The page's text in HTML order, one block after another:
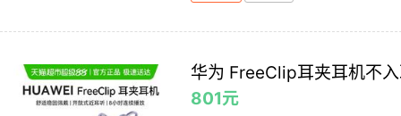
华为 FreeClip耳夹耳机不
801元